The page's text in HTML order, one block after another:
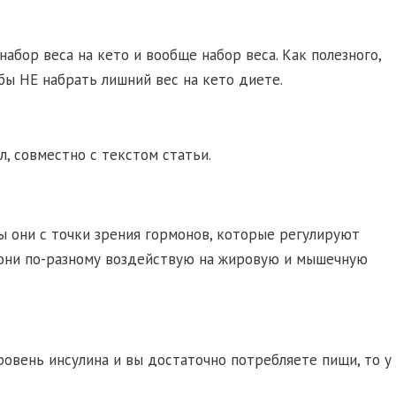
веса на кето и вообще набор веса. Как полезного,
НЕ набрать лишний вес на кето диете.
совместно с текстом статьи.
они с точки зрения гормонов, которые регулируют
по-разному воздействую на жировую и мышечную
инсулина и вы достаточно потребляете пищи, то у